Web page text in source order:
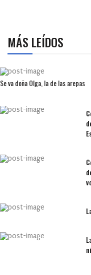
MÁS LEÍDOS
Se va doña Olga, la de las arepas